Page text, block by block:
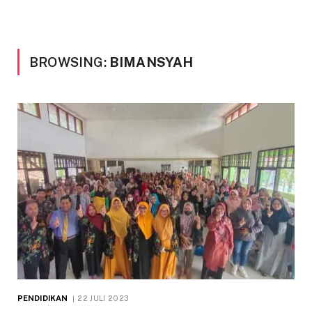
BROWSING: BIMANSYAH
PENDIDIKAN 22 JULI 2023